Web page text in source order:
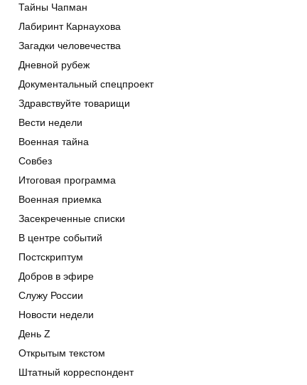
Тайны Чапман
Лабиринт Карнаухова
Загадки человечества
Дневной рубеж
Документальный спецпроект
Здравствуйте товарищи
Вести недели
Военная тайна
Совбез
Итоговая программа
Военная приемка
Засекреченные списки
В центре событий
Постскриптум
Добров в эфире
Служу России
Новости недели
День Z
Открытым текстом
Штатный корреспондент